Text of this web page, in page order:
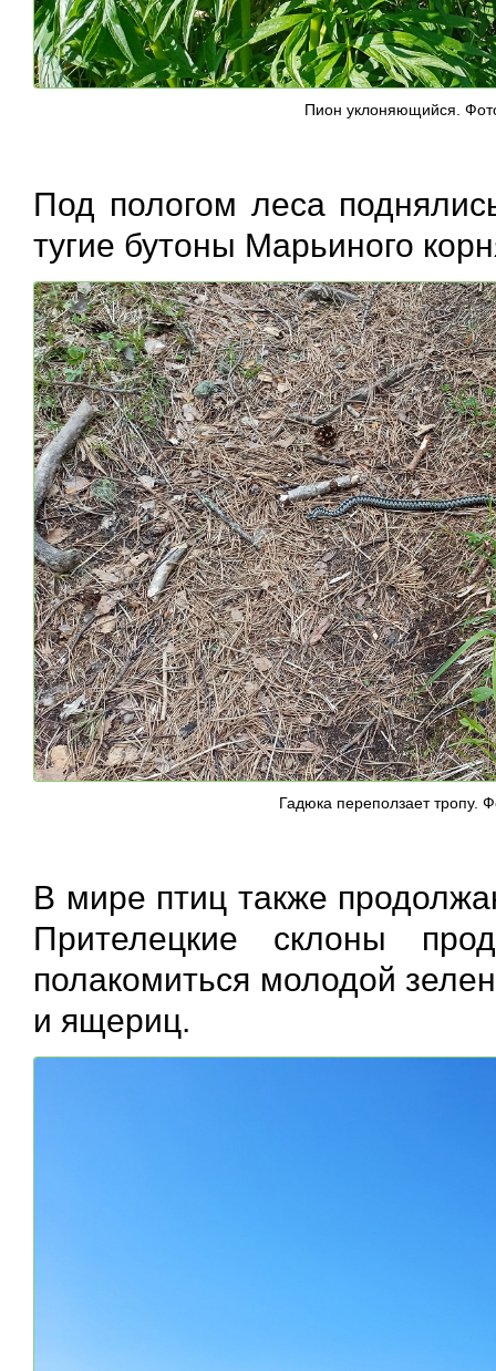
Пион уклоняющийся.
Под пологом леса
тугие бутоны Марьиного
Гадюка переползает тропу.
В мире птиц также
Прителецкие склоны
полакомиться молодой
и ящериц.